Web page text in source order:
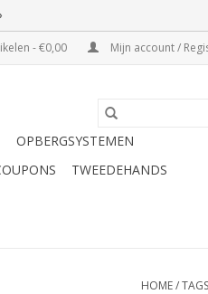
- €0,00 Mijn account /
OPBERGSYSTEMEN
TWEEDEHANDS
HOME/TAGS